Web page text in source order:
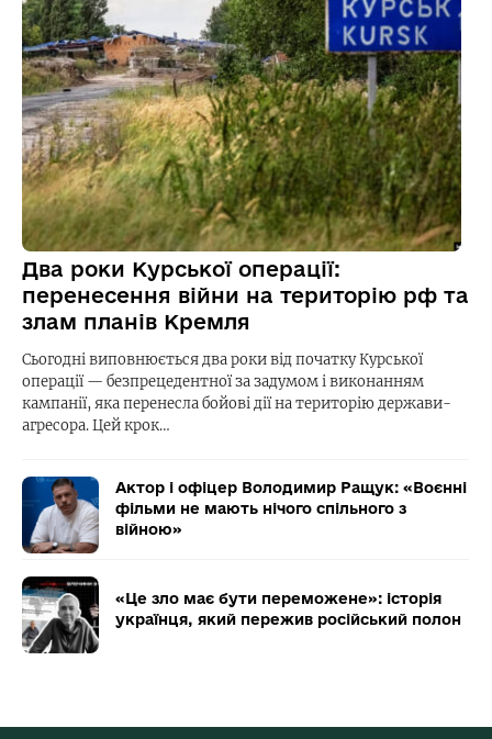
Два роки Курської операції:
перенесення війни на територію рф та
злам планів Кремля
Сьогодні виповнюється два роки від початку Курської
операції — безпрецедентної за задумом і виконанням
кампанії, яка перенесла бойові дії на територію держави-
агресора. Цей крок…
Актор і офіцер Володимир Ращук: «Воєнні
фільми не мають нічого спільного з
війною»
«Це зло має бути переможене»: історія
українця, який пережив російський полон